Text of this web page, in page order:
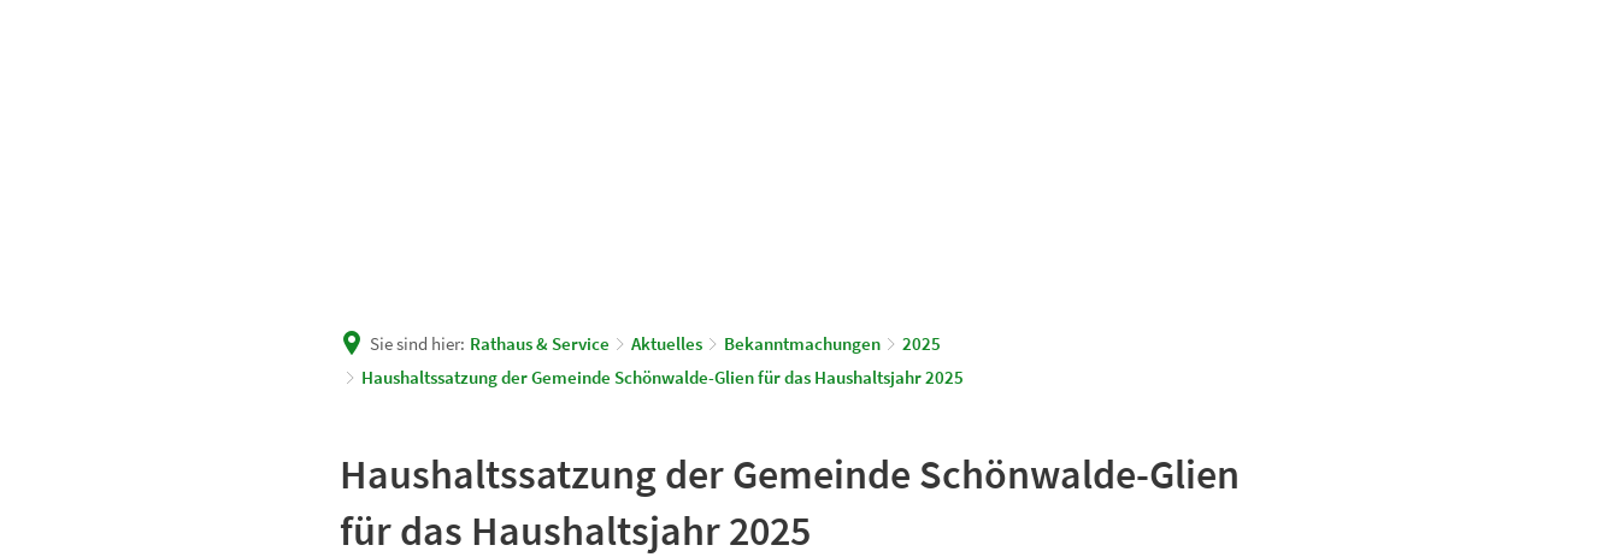
Sie sind hier: Rathaus & Service Aktuelles Bekanntmachungen
2025
Haushaltssatzung der Gemeinde Schönwalde-Glien für das Haushaltsjahr 2025
Haushaltssatzung der Gemeinde Schönwalde-Glien
für das Haushaltsjahr 2025